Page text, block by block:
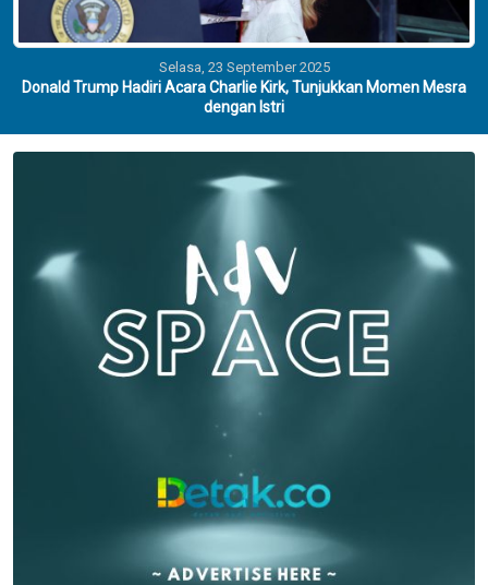
Selasa, 23 September 2025
Donald Trump Hadiri Acara Charlie Kirk, Tunjukkan Momen Mesra
dengan Istri